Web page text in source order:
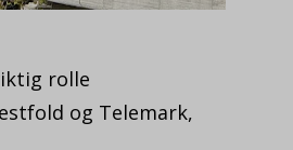
rolle
og Telemark,